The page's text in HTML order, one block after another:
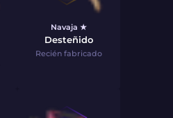
Navaja ★
Desteñido
Recién fabricado